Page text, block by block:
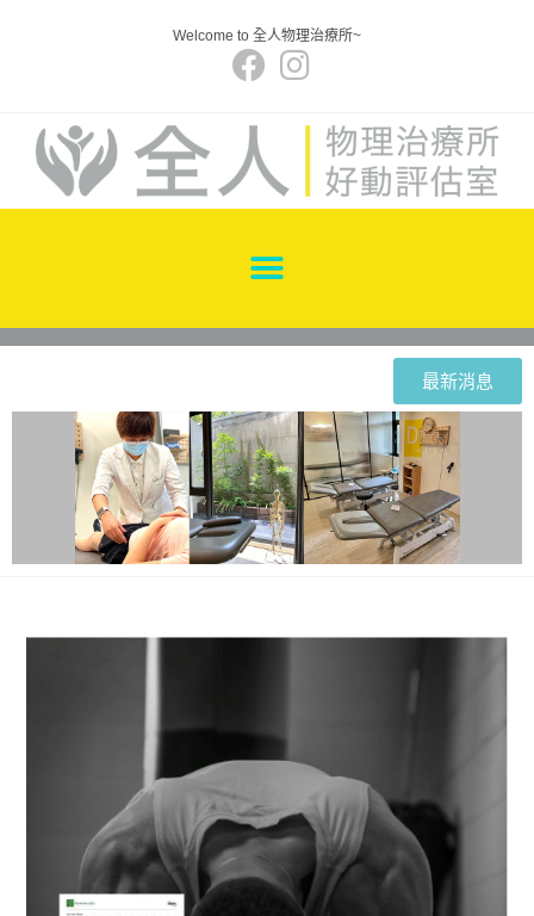
Welcome to 全人物理治療所~
最新消息